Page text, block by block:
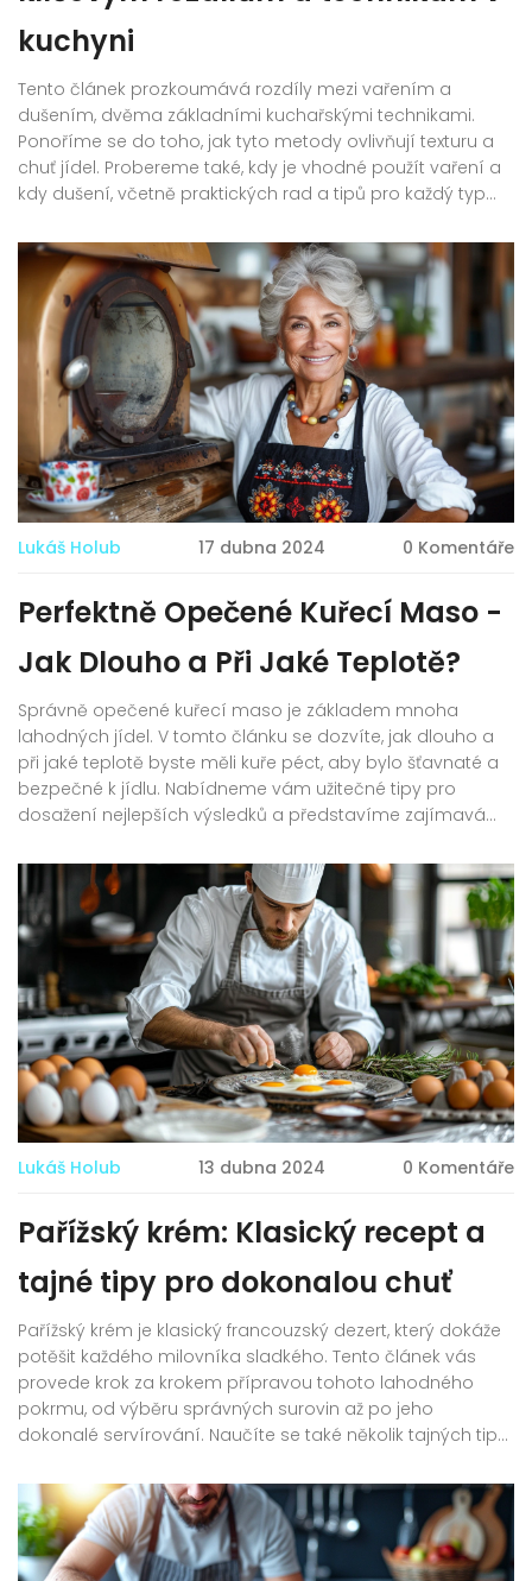
kuchyni
Tento článek prozkoumává rozdíly mezi vařením a
dušením, dvěma základními kuchařskými technikami.
Ponoříme se do toho, jak tyto metody ovlivňují texturu a
chuť jídel. Probereme také, kdy je vhodné použít vaření a
kdy dušení, včetně praktických rad a tipů pro každý typ
těmto technikám, aby si čtenáři mohli vybrat tu správnou
metodu pro své kuchařské dobrodružství.
Lukáš Holub 17 dubna 2024 0 Komentáře
Perfektně Opečené Kuřecí Maso -
Jak Dlouho a Při Jaké Teplotě?
Správně opečené kuřecí maso je základem mnoha
lahodných jídel. V tomto článku se dozvíte, jak dlouho a
při jaké teplotě byste měli kuře péct, aby bylo šťavnaté a
bezpečné k jídlu. Nabídneme vám užitečné tipy pro
dosažení nejlepších výsledků a představíme zajímavá
Lukáš Holub 13 dubna 2024 0 Komentáře
Pařížský krém: Klasický recept a
tajné tipy pro dokonalou chuť
Pařížský krém je klasický francouzský dezert, který dokáže
potěšit každého milovníka sladkého. Tento článek vás
provede krok za krokem přípravou tohoto lahodného
pokrmu, od výběru správných surovin až po jeho
dokonalé servírování. Naučíte se také několik tajných tipů
vašeho pařížského krému udělá nezapomenutelný
zážitek.